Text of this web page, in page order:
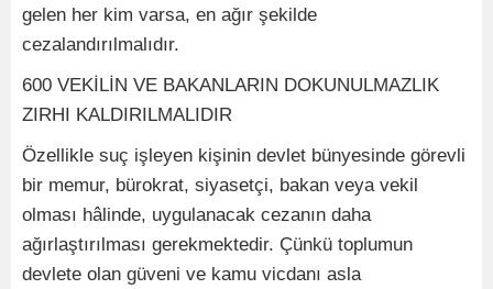
gelen her kim varsa, en ağır şekilde
cezalandırılmalıdır.
600 VEKİLİN VE BAKANLARIN DOKUNULMAZLIK
ZIRHI KALDIRILMALIDIR
Özellikle suç işleyen kişinin devlet bünyesinde görevli
bir memur, bürokrat, siyasetçi, bakan veya vekil
olması hâlinde, uygulanacak cezanın daha
ağırlaştırılması gerekmektedir. Çünkü toplumun
devlete olan güveni ve kamu vicdanı asla